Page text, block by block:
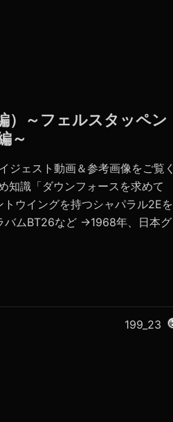
）～フェルスタッペン
～
ジェスト動画＆参考画像をご覧く
知識「ダウンフォースを求めて
ウイングを持つシャパラル2Eを
バムBT26など →1968年、日本グ
199_23